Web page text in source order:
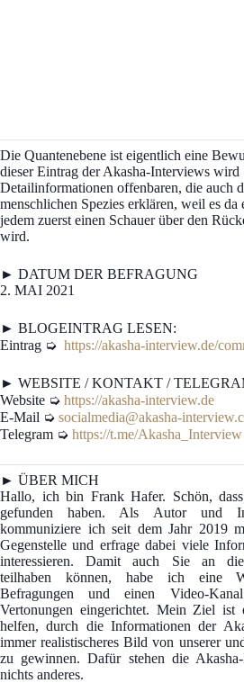
Die Quantenebene ist eigentlich eine
dieser Eintrag der Akasha-Interviews wird
Detailinformationen offenbaren, die auch
menschlichen Spezies erklären, weil es da
jedem zuerst einen Schauer über den
wird.
► DATUM DER BEFRAGUNG
2. MAI 2021
► BLOGEINTRAG LESEN:
Eintrag ➭ https://akasha-interview.de/
► WEBSITE / KONTAKT /
Website ➭ https://akasha-interview.de
E-Mail ➭ socialmedia@akasha-
Telegram ➭ https://t.me/Akasha_Interview
► ÜBER MICH
Hallo, ich bin Frank Hafer. Schön,
gefunden haben. Als Autor und
kommuniziere ich seit dem Jahr 2019
Gegenstelle und erfrage dabei viele
interessieren. Damit auch Sie an
teilhaben können, habe ich eine
Befragungen und einen Video-
Vertonungen eingerichtet. Mein Ziel ist
helfen, durch die Informationen der
immer realistischeres Bild von unserer
zu gewinnen. Dafür stehen die
nichts anderes.